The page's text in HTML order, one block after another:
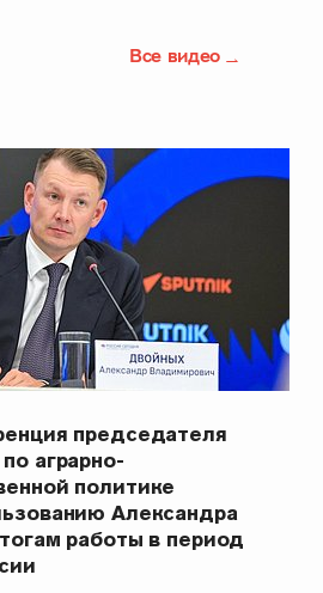
Все видео
председателя
аграрно-
политике
Александра
работы в период